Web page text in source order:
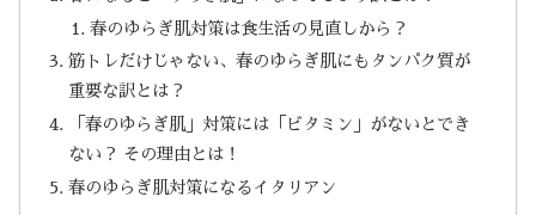
春のゆらぎ肌対策は食生活の見直しから？
筋トレだけじゃない、春のゆらぎ肌にもタンパク質が
重要な訳とは？
「春のゆらぎ肌」対策には「ビタミン」がないとでき
ない？ その理由とは！
春のゆらぎ肌対策になるイタリアン